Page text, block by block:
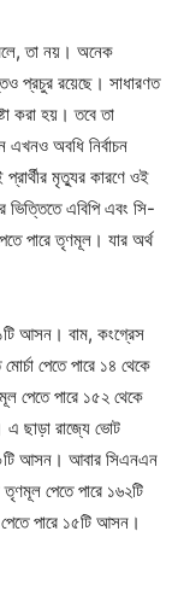
তা নয়। অনেক
প্রচুর রয়েছে। সাধারণত
করা হয়। তবে তা
অবধি নির্বাচন
মৃত্যুর কারণে ওই
এবিপি এবং সি-
পারে তৃণমূল। যার অর্থ
আসন। বাম, কংগ্রেস
পেতে পারে ১৪ থেকে
পেতে পারে ১৫২ থেকে
ছাড়া রাজ্যে ভোট
আসন। আবার সিএনএন
পেতে পারে ১৬২টি
পারে ১৫টি আসন।